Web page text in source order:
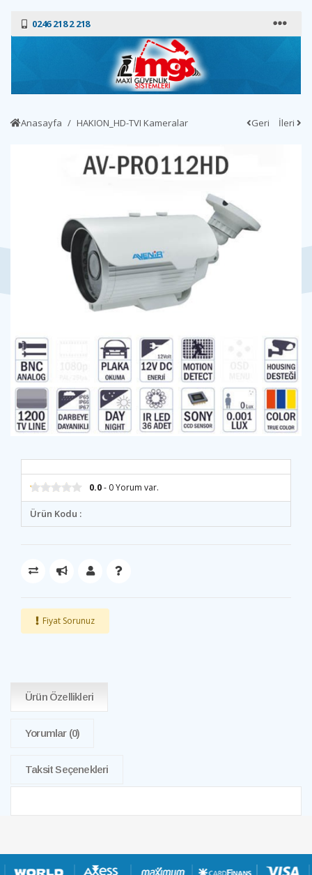
0246 218 2 218
Anasayfa HAKION_HD-TVI Kameralar Geri İleri
0.0- 0 Yorum var.
Ürün Kodu :
Fiyat Sorunuz
Ürün Özellikleri
Yorumlar (0)
Taksit Seçenekleri